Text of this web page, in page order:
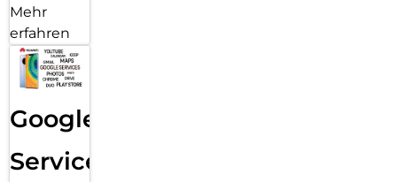
Mehr
erfahren
Google
Services